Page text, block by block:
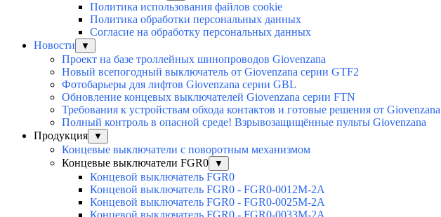
Политика использования файлов cookie
Политика обработки персональных данных
Согласие на обработку персональных данных
Новости
▼
Проект на базе троллейных шинопроводов Giovenzana
Новый всепогодный выключатель от Giovenzana серии GTF2
Фотобарьеры для лифтов Giovenzana серии GBL
Обновление концевых выключателей Giovenzana серии FTN
Требования к устройствам обхода контактов и готовые решения от Giovenzana
Полный контроль в опасной среде! Взрывозащищённые пульты Giovenzana
Продукция
▼
Концевые выключатели с поворотным механизмом
Концевые выключатели FGR0
▼
Концевой выключатель FGR0
Концевой выключатель FGR0 - FGR0-0012M-2A
Концевой выключатель FGR0 - FGR0-0025M-2A